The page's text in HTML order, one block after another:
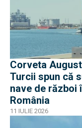
Corveta
Turcii spun că
nave de război
România
11 IULIE 2026